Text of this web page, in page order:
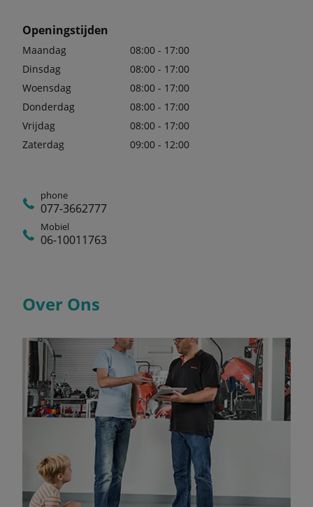
Openingstijden
Maandag
08:00 - 17:00
Dinsdag
08:00 - 17:00
Woensdag
08:00 - 17:00
Donderdag
08:00 - 17:00
Vrijdag
08:00 - 17:00
Zaterdag
09:00 - 12:00
phone
077-3662777
Mobiel
06-10011763
Over Ons